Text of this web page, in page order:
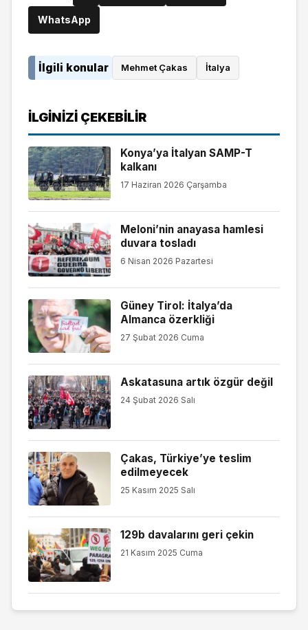
WhatsApp
İlgili konular Mehmet Çakas İtalya
İLGINIZI ÇEKEBILIR
Konya’ya İtalyan SAMP-T
kalkanı
17 Haziran 2026 Çarşamba
Meloni’nin anayasa hamlesi
duvara tosladı
6 Nisan 2026 Pazartesi
Güney Tirol: İtalya’da
Almanca özerkliği
27 Şubat 2026 Cuma
Askatasuna artık özgür değil
24 Şubat 2026 Salı
Çakas, Türkiye’ye teslim
edilmeyecek
25 Kasım 2025 Salı
129b davalarını geri çekin
21 Kasım 2025 Cuma